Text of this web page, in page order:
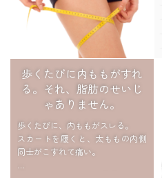
歩くたびに内ももがすれ
る。それ、脂肪のせいじ
ゃありません。
歩くたびに、内ももがスレる。
スカートを履くと、太ももの内側
同士がこすれて痛い。